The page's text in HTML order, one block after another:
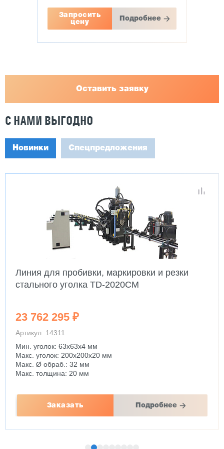
Запросить
цену
Подробнее
Оставить заявку
С НАМИ ВЫГОДНО
Новинки Спецпредложения
Линия для пробивки, маркировки и резки
стального уголка TD-2020CM
23 762 295 ₽
Артикул: 14311
Мин. уголок: 63x63x4 мм
Макс. уголок: 200x200x20 мм
Макс. Ø обраб.: 32 мм
Макс. толщина: 20 мм
Заказать Подробнее